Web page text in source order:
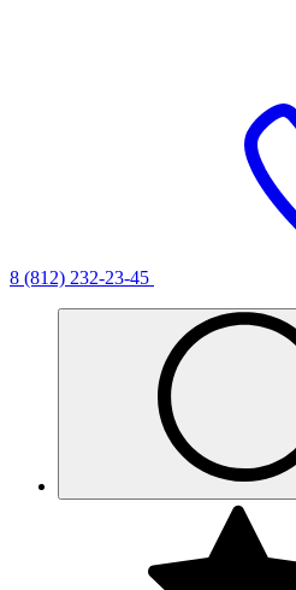
8 (812) 232-23-45